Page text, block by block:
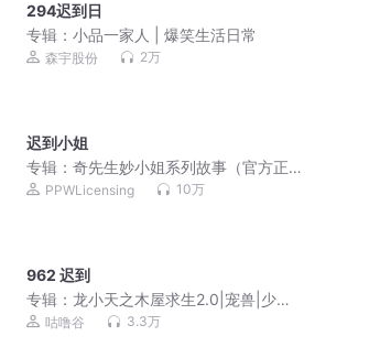
294迟到日
专辑： 小品一家人 | 爆笑生活日常
森宇股份 2万
迟到小姐
专辑： 奇先生妙小姐系列故事（官方正
版）PPWLicensing 10万
962 迟到
专辑： 龙小天之木屋求生2.0|宠兽|少年
成长|咕噜谷
咕噜谷 3.3万